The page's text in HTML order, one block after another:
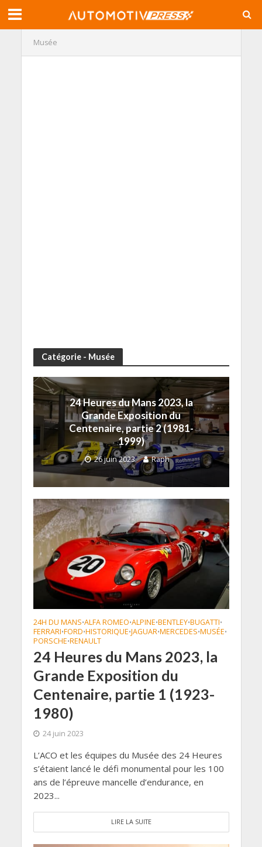
Musée
Catégorie - Musée
24 Heures du Mans 2023, la
Grande Exposition du
Centenaire, partie 2 (1981-
1999)
26 juin 2023 Raph
24H DU MANS•ALFA ROMEO•ALPINE•BENTLEY•BUGATTI•
FERRARI•FORD•HISTORIQUE•JAGUAR•MERCEDES•MUSÉE•
PORSCHE•RENAULT
24 Heures du Mans 2023, la
Grande Exposition du
Centenaire, partie 1 (1923-
1980)
24 juin 2023
L’ACO et les équipes du Musée des 24 Heures
s’étaient lancé le défi monumental pour les 100
ans de l’épreuve mancelle d’endurance, en
2023...
LIRE LA SUITE